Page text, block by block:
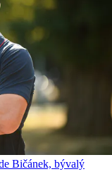
Bičánek, bývalý